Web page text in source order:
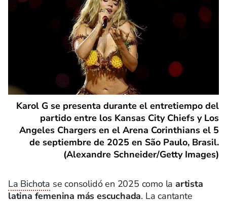
Karol G se presenta durante el entretiempo del
partido entre los Kansas City Chiefs y Los
Angeles Chargers en el Arena Corinthians el 5
de septiembre de 2025 en São Paulo, Brasil.
(Alexandre Schneider/Getty Images)
La Bichota se consolidó en 2025 como laartista
latina femenina más escuchada. La cantante